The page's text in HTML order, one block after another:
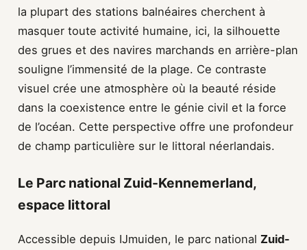
la plupart des stations balnéaires cherchent à
masquer toute activité humaine, ici, la silhouette
des grues et des navires marchands en arrière-plan
souligne l’immensité de la plage. Ce contraste
visuel crée une atmosphère où la beauté réside
dans la coexistence entre le génie civil et la force
de l’océan. Cette perspective offre une profondeur
de champ particulière sur le littoral néerlandais.
Le Parc national Zuid-Kennemerland,
espace littoral
Accessible depuis IJmuiden, le parc national Zuid-